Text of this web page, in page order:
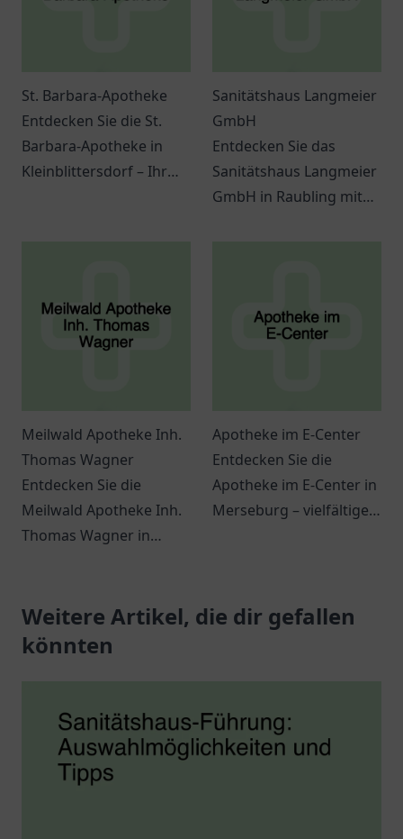
St. Barbara-Apotheke
Entdecken Sie die St.
Barbara-Apotheke in
Kleinblittersdorf – Ihr
Sanitätshaus Langmeier
GmbH
Entdecken Sie das
Sanitätshaus Langmeier
GmbH in Raubling mit
Meilwald Apotheke Inh.
Thomas Wagner
Entdecken Sie die
Meilwald Apotheke Inh.
Thomas Wagner in
und ein breites Angebot
an
Apotheke im E-Center
Entdecken Sie die
Apotheke im E-Center in
Merseburg – vielfältige
Sie.
Weitere Artikel, die dir gefallen
könnten